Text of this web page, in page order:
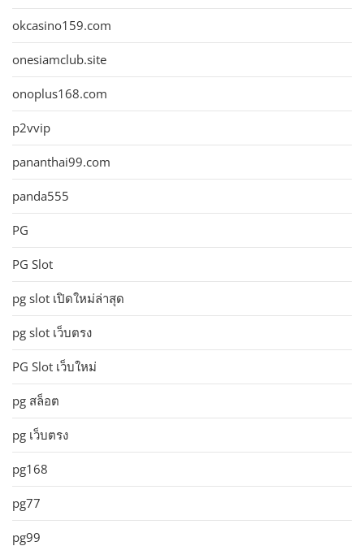
okcasino159.com
onesiamclub.site
onoplus168.com
p2vvip
pananthai99.com
panda555
PG
PG Slot
pg slot เปิดใหม่ล่าสุด
pg slot เว็บตรง
PG Slot เว็บใหม่
pg สล็อต
pg เว็บตรง
pg168
pg77
pg99